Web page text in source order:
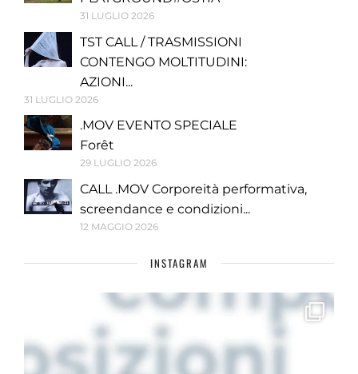
31 LUGLIO 2026
TST CALL / TRASMISSIONI
CONTENGO MOLTITUDINI:
AZIONI...
31 LUGLIO 2026
.MOV EVENTO SPECIALE
Forêt
29 LUGLIO 2026
CALL .MOV Corporeità performativa,
screendance e condizioni...
12 MAGGIO 2026
INSTAGRAM